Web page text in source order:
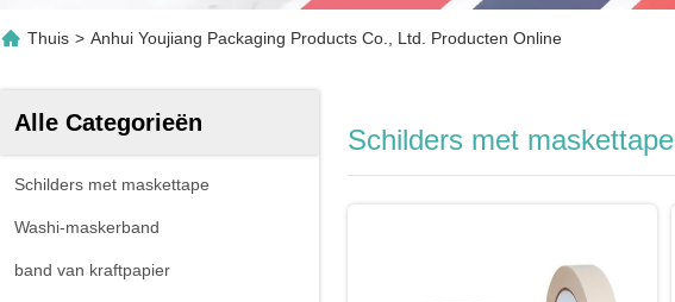
Thuis > Anhui Youjiang Packaging Products Co., Ltd. Producten Online
Alle Categorieën
Schilders met maskettape
Washi-maskerband
band van kraftpapier
Schilders met maskettape